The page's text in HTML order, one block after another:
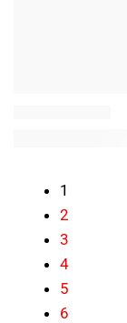
1
2
3
4
5
6